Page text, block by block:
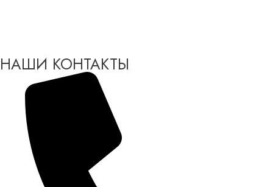
НАШИ КОНТАКТЫ